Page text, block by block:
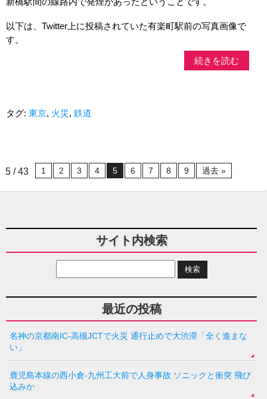
以下は、Twitter上に投稿されていた有楽町駅前の写真画像で
す。
続きを読む
タグ: 東京, 火災, 鉄道
5 / 43 1 2 3 4 5 6 7 8 9 過去 »
サイト内検索
最近の投稿
名神の京都南IC-高槻JCTで火災 通行止めで大渋滞「全く進まな
い」
鹿児島本線の西小倉-九州工大前で人身事故 ソニックと衝突 飛び
込みか